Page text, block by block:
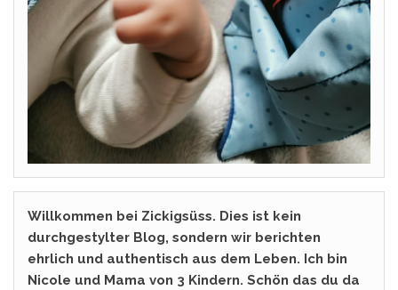
Willkommen bei Zickigsüss. Dies ist kein
durchgestylter Blog, sondern wir berichten
ehrlich und authentisch aus dem Leben. Ich bin
Nicole und Mama von 3 Kindern. Schön das du da